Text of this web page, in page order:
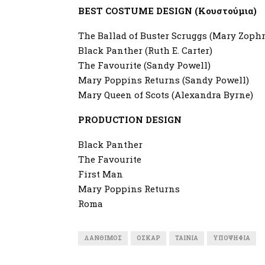
BEST COSTUME DESIGN (Κουστούμια)
The Ballad of Buster Scruggs (Mary
Black Panther (Ruth E. Carter)
The Favourite (Sandy Powell)
Mary Poppins Returns (Sandy Powell)
Mary Queen of Scots (Alexandra Byrne)
PRODUCTION DESIGN
Black Panther
The Favourite
First Man
Mary Poppins Returns
Roma
ΛΆΝΘΙΜΟΣ ΟΣΚΑΡ ΤΑΙΝΊΑ ΥΠΟΨΉΦΙΑ